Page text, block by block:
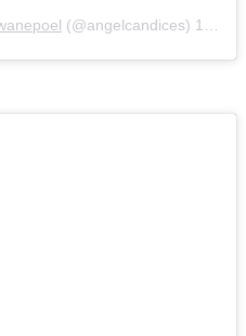
(@angelcandices) 18 Кві 2019 р. о 6:01 PDT